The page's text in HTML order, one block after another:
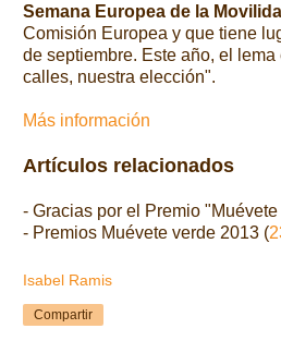
Semana Europea de la
Comisión Europea y que tiene
de septiembre. Este año, el
calles, nuestra elección".
Más información
Artículos relacionados
- Gracias por el Premio
- Premios Muévete verde 2013 (
Isabel Ramis
Compartir